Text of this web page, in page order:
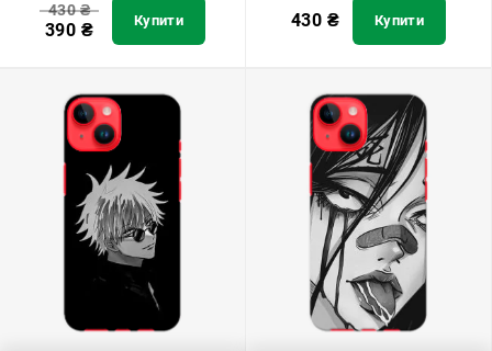
430₴
390 ₴ Купити 430 ₴ Купити